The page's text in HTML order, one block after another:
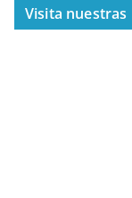
Visita nuestras